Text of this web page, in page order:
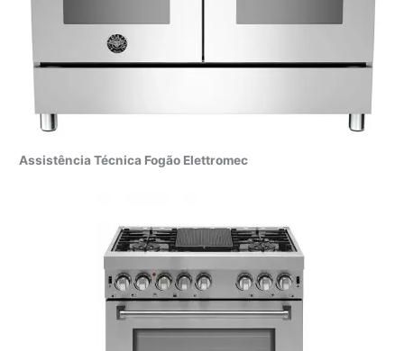
Assistência Técnica Fogão Elettromec